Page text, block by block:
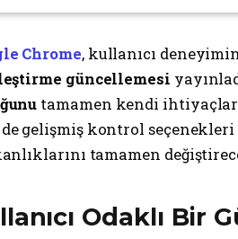
Chrome, kullanıcı
güncellemesi
tamamen kendi
gelişmiş kontrol
tamamen
Odaklı Bir